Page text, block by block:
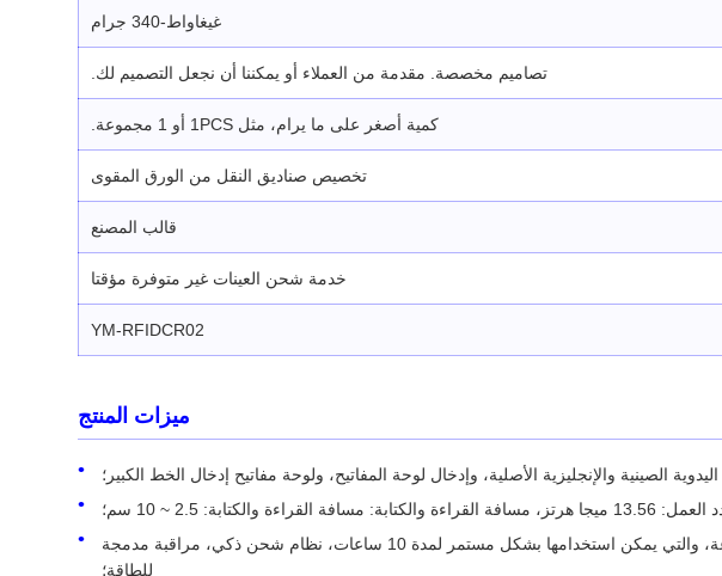
غيغاواط-340 جرام
تصاميم مخصصة. مقدمة من العملاء أو يمكننا أن نجعل التصميم لك.
كمية أصغر على ما يرام، مثل 1PCS أو 1 مجموعة.
تخصيص صناديق النقل من الورق المقوى
قالب المصنع
خدمة شحن العينات غير متوفرة مؤقتا
YM-RFIDCR02
ميزات المنتج
معلمات إدارة الطاقة: بطارية ليثيوم إلكترونية قابلة لإعادة الشحن بقدرة 3.7 فولت، 2750 مللي أمبير في الساعة، والتي يمكن استخدامها بشكل مستمر لمدة 10 ساعات، نظام شحن ذكي، مراقبة مدمجة
للطاقة؛